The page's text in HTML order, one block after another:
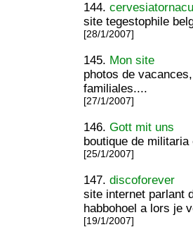
144.
site tegestophile
[28/1/2007]
145. Mon site
photos de
familiales....
[27/1/2007]
146.Gott mit uns
boutique de
[25/1/2007]
147.discoforever
site internet parlant
habbohoel a lors je
[19/1/2007]